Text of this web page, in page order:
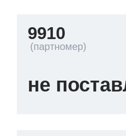
9910
не